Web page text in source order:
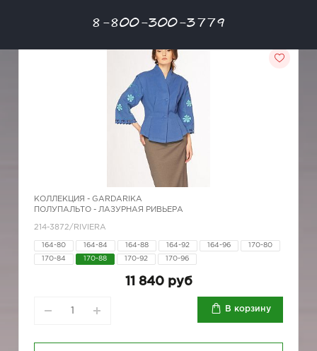
8-800-300-3779
КОЛЛЕКЦИЯ - GARDARIKA
ПОЛУПАЛЬТО - ЛАЗУРНАЯ РИВЬЕРА
214-3872/RIVIERA
164-80 164-84 164-88 164-92 164-96 170-80
170-84 170-88 170-92 170-96
11 840 руб
В корзину